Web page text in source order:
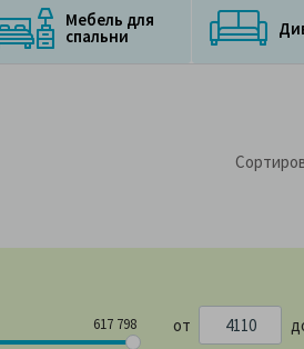
Мебель для
спальни
617 798
617 798 от